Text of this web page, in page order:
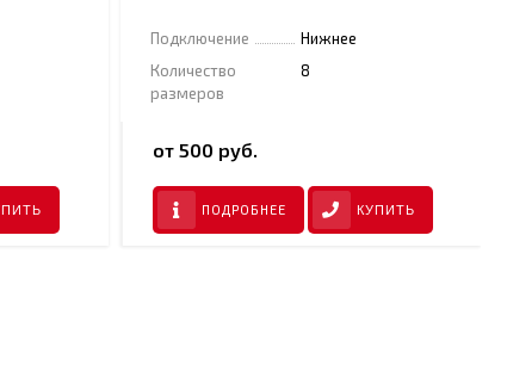
Подключение
Нижнее
Количество
размеров
8
от 500 руб.
ПОДРОБНЕЕ КУПИТЬ